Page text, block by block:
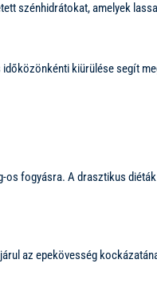
szénhidrátokat, amelyek
kiürülése segít
fogyásra. A drasztikus
az epekövesség